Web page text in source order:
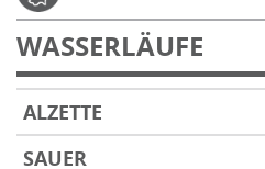
WASSERLÄUFE
ALZETTE
SAUER